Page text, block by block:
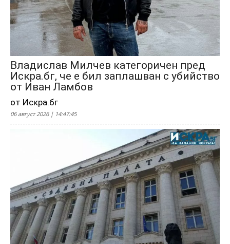
Владислав Милчев категоричен пред
Искра.бг, че е бил заплашван с убийство
от Иван Ламбов
от Искра.бг
06 август 2026 | 14:47:45